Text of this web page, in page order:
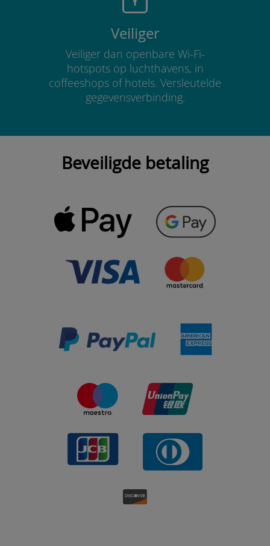
Veiliger
Veiliger dan openbare Wi-Fi-
hotspots op luchthavens, in
coffeeshops of hotels. Versleutelde
gegevensverbinding.
Beveiligde betaling